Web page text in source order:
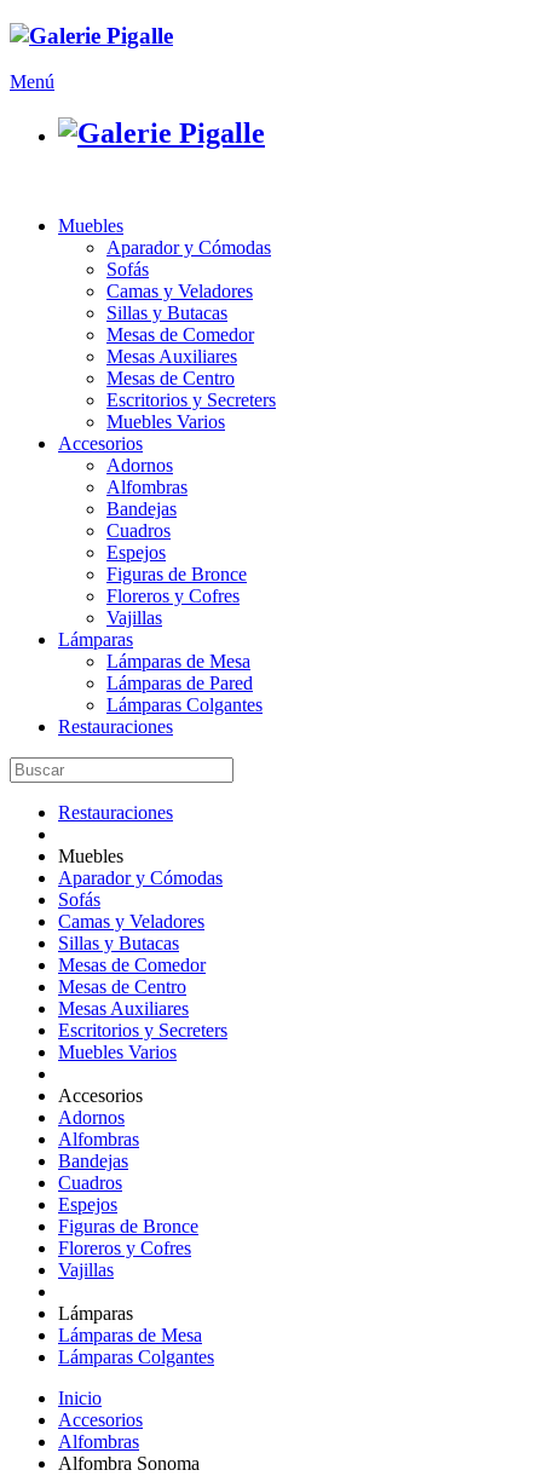
Menú
Muebles
Aparador y Cómodas
Sofás
Camas y Veladores
Sillas y Butacas
Mesas de Comedor
Mesas Auxiliares
Mesas de Centro
Escritorios y Secreters
Muebles Varios
Accesorios
Adornos
Alfombras
Bandejas
Cuadros
Espejos
Figuras de Bronce
Floreros y Cofres
Vajillas
Lámparas
Lámparas de Mesa
Lámparas de Pared
Lámparas Colgantes
Restauraciones
Restauraciones
Muebles
Aparador y Cómodas
Sofás
Camas y Veladores
Sillas y Butacas
Mesas de Comedor
Mesas de Centro
Mesas Auxiliares
Escritorios y Secreters
Muebles Varios
Accesorios
Adornos
Alfombras
Bandejas
Cuadros
Espejos
Figuras de Bronce
Floreros y Cofres
Vajillas
Lámparas
Lámparas de Mesa
Lámparas Colgantes
Inicio
Accesorios
Alfombras
Alfombra Sonoma